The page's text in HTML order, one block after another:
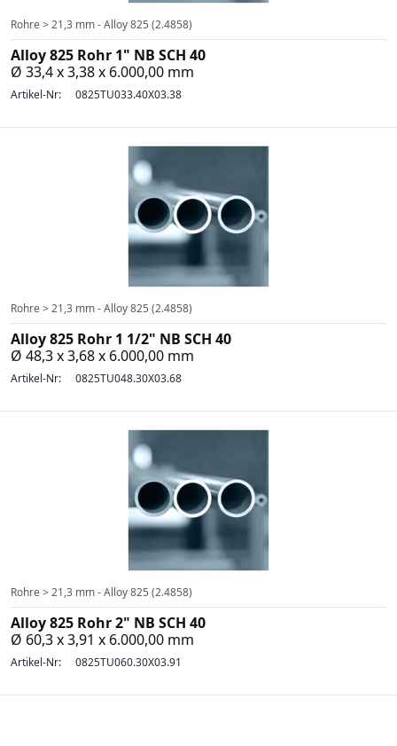
Rohre > 21,3 mm - Alloy 825 (2.4858)
Alloy 825 Rohr 1" NB SCH 40
Ø 33,4 x 3,38 x 6.000,00 mm
Artikel-Nr: 0825TU033.40X03.38
Rohre > 21,3 mm - Alloy 825 (2.4858)
Alloy 825 Rohr 1 1/2" NB SCH 40
Ø 48,3 x 3,68 x 6.000,00 mm
Artikel-Nr: 0825TU048.30X03.68
Rohre > 21,3 mm - Alloy 825 (2.4858)
Alloy 825 Rohr 2" NB SCH 40
Ø 60,3 x 3,91 x 6.000,00 mm
Artikel-Nr: 0825TU060.30X03.91